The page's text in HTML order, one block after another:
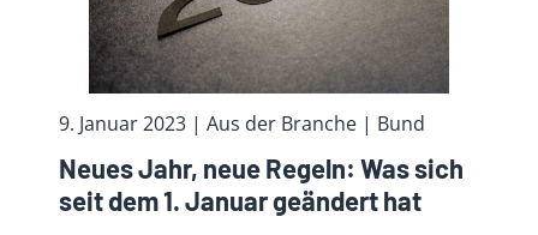
9. Januar 2023 | Aus der Branche | Bund
Neues Jahr, neue Regeln: Was sich
seit dem 1. Januar geändert hat